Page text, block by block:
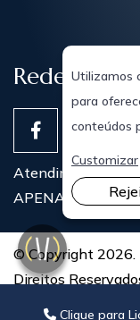
Redes
Atendimentos
APENAS COM
© Copyright 2026.
Direitos
Clique para
Utilizamos
para
conteúdos
Customizar